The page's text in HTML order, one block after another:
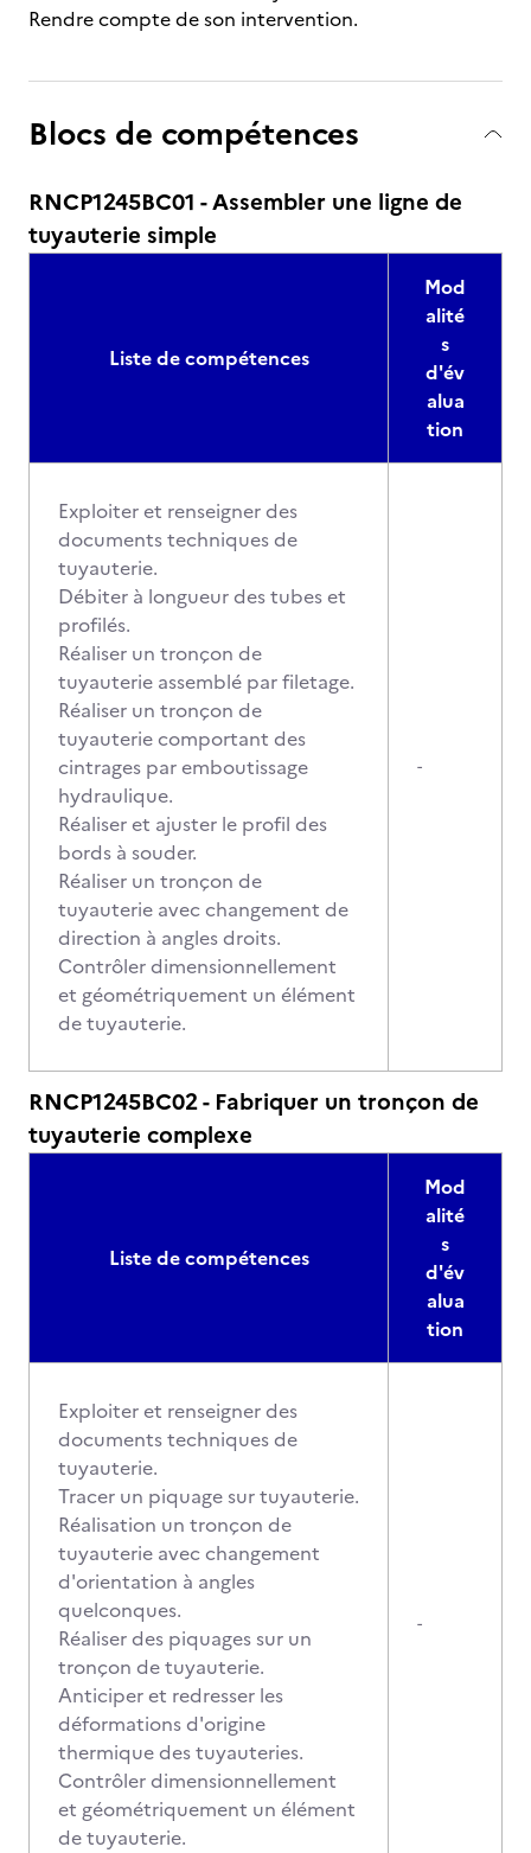
Rendre compte de son intervention.
Blocs de compétences
RNCP1245BC01 - Assembler une ligne de
tuyauterie simple
Liste de compétences
Mod
alité
s
d'év
alua
tion
Exploiter et renseigner des
documents techniques de
tuyauterie.
Débiter à longueur des tubes et
profilés.
Réaliser un tronçon de
tuyauterie assemblé par filetage.
Réaliser un tronçon de
tuyauterie comportant des
cintrages par emboutissage
hydraulique.
Réaliser et ajuster le profil des
bords à souder.
Réaliser un tronçon de
tuyauterie avec changement de
direction à angles droits.
Contrôler dimensionnellement
et géométriquement un élément
de tuyauterie.
-
RNCP1245BC02 - Fabriquer un tronçon de
tuyauterie complexe
Liste de compétences
Mod
alité
s
d'év
alua
tion
Exploiter et renseigner des
documents techniques de
tuyauterie.
Tracer un piquage sur tuyauterie.
Réalisation un tronçon de
tuyauterie avec changement
d'orientation à angles
quelconques.
Réaliser des piquages sur un
tronçon de tuyauterie.
Anticiper et redresser les
déformations d'origine
thermique des tuyauteries.
Contrôler dimensionnellement
et géométriquement un élément
de tuyauterie.
-